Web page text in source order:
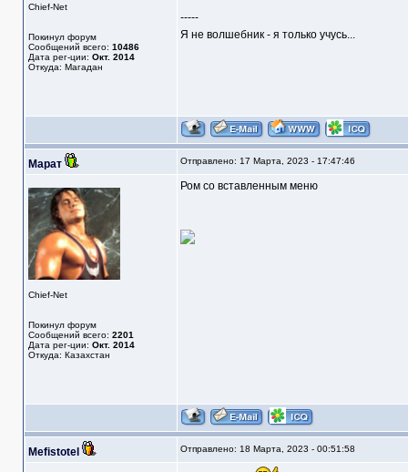
Chief-Net
Покинул форум
Сообщений всего: 10486
Дата рег-ции: Окт. 2014
Откуда: Магадан
-----
Я не волшебник - я только учусь...
Марат Отправлено: 17 Марта, 2023 - 17:47:46
Chief-Net
Покинул форум
Сообщений всего: 2201
Дата рег-ции: Окт. 2014
Откуда: Казахстан
Ром со вставленным меню
Mefistotel Отправлено: 18 Марта, 2023 - 00:51:58